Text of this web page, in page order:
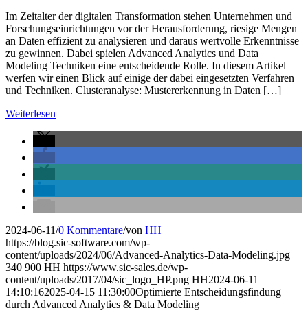
Im Zeitalter der digitalen Transformation stehen Unternehmen und
Forschungseinrichtungen vor der Herausforderung, riesige Mengen
an Daten effizient zu analysieren und daraus wertvolle Erkenntnisse
zu gewinnen. Dabei spielen Advanced Analytics und Data
Modeling Techniken eine entscheidende Rolle. In diesem Artikel
werfen wir einen Blick auf einige der dabei eingesetzten Verfahren
und Techniken. Clusteranalyse: Mustererkennung in Daten […]
Weiterlesen
2024-06-11/0 Kommentare/von HH
https://blog.sic-software.com/wp-
content/uploads/2024/06/Advanced-Analytics-Data-Modeling.jpg
340 900 HH https://www.sic-sales.de/wp-
content/uploads/2017/04/sic_logo_HP.png HH2024-06-11
14:10:162025-04-15 11:30:00Optimierte Entscheidungsfindung
durch Advanced Analytics & Data Modeling